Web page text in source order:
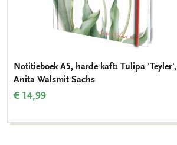
Notitieboek A5, harde kaft: Tulipa 'Teyler',
Anita Walsmit Sachs
€ 14,99